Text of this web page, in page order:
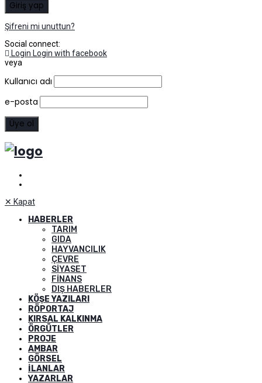
Şifreni mi unuttun?
Social connect:
Login Login with facebook
veya
Kullanıcı adı
e-posta
✕ Kapat
HABERLER
TARIM
GIDA
HAYVANCILIK
ÇEVRE
SIYASET
FINANS
DIŞ HABERLER
KÖŞE YAZILARI
RÖPORTAJ
KIRSAL KALKINMA
ÖRGÜTLER
PROJE
AMBAR
GÖRSEL
İLANLAR
YAZARLAR